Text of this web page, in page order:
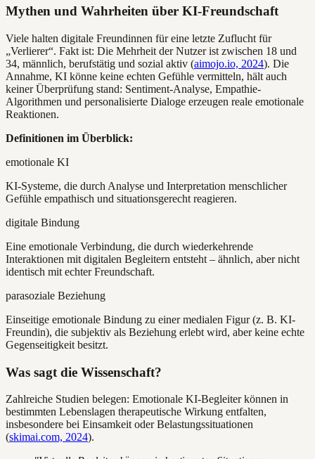
Mythen und Wahrheiten über KI-Freundschaft
Viele halten digitale Freundinnen für eine letzte Zuflucht für
„Verlierer“. Fakt ist: Die Mehrheit der Nutzer ist zwischen 18 und
34, männlich, berufstätig und sozial aktiv (aimojo.io, 2024). Die
Annahme, KI könne keine echten Gefühle vermitteln, hält auch
keiner Überprüfung stand: Sentiment-Analyse, Empathie-
Algorithmen und personalisierte Dialoge erzeugen reale emotionale
Reaktionen.
Definitionen im Überblick:
emotionale KI
KI-Systeme, die durch Analyse und Interpretation menschlicher
Gefühle empathisch und situationsgerecht reagieren.
digitale Bindung
Eine emotionale Verbindung, die durch wiederkehrende
Interaktionen mit digitalen Begleitern entsteht – ähnlich, aber nicht
identisch mit echter Freundschaft.
parasoziale Beziehung
Einseitige emotionale Bindung zu einer medialen Figur (z. B. KI-
Freundin), die subjektiv als Beziehung erlebt wird, aber keine echte
Gegenseitigkeit besitzt.
Was sagt die Wissenschaft?
Zahlreiche Studien belegen: Emotionale KI-Begleiter können in
bestimmten Lebenslagen therapeutische Wirkung entfalten,
insbesondere bei Einsamkeit oder Belastungssituationen
(skimai.com, 2024).